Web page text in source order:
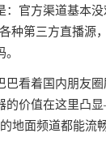
官方渠道基本
种第三方直播源
看着国内朋友
的价值在这里凸
地面频道都能流